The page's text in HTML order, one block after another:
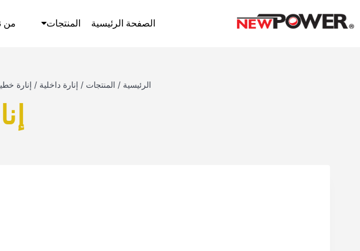
الصفحة الرئيسية المنتجات من
الرئيسية / المنتجات / إنارة داخلية / إنارة